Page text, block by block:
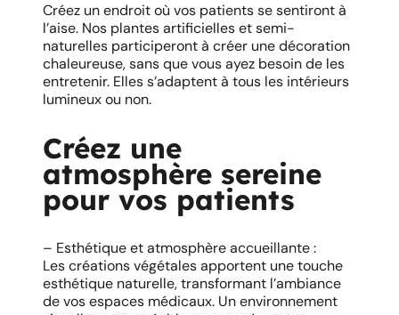
Créez un endroit où vos patients se sentiront à
l’aise. Nos plantes artificielles et semi-
naturelles participeront à créer une décoration
chaleureuse, sans que vous ayez besoin de les
entretenir. Elles s’adaptent à tous les intérieurs
lumineux ou non.
Créez une
atmosphère sereine
pour vos patients
– Esthétique et atmosphère accueillante :
Les créations végétales apportent une touche
esthétique naturelle, transformant l’ambiance
de vos espaces médicaux. Un environnement